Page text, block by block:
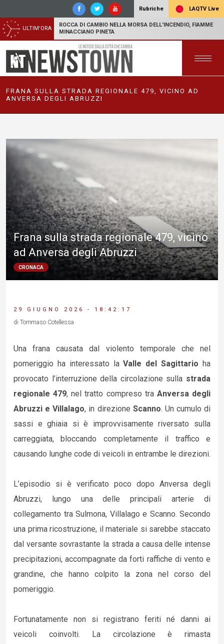
Rubriche LAQTV Live
ULTIM'ORA
ROCCA DI CAMBIO NELLA MORSA DELL'INCENDIO, FIAMME
MINACCIANO PINETA
FRANA SULLA STRADA REGIONALE 479, VICINO AD
ANVERSA DEGLI ABRUZZI
Frana sulla strada regionale 479, vicino
ad Anversa degli Abruzzi
CRONACA
29 GIUGNO 2026 - 18:42:17
di Tommaso Cotellessa
Una frana causata dal violento temporale che nel
pomeriggio ha interessato laValle del Sagittario ha
provocato l’interruzione della circolazione sulla strada
regionale 479, nel tratto compreso tra Anversa degli
Abruzzi e Villalago, in direzione Scanno. Un cumulo di
sassi e ghiaia si è improvvisamente riversato sulla
carreggiata, bloccando completamente il traffico e
causando lunghe code di veicoli in entrambe le direzioni.
L’episodio si è verificato poco dopo Anversa degli
Abruzzi, lungo una delle principali arterie di
collegamento tra Sulmona, Villalago e Scanno. Secondo
una prima ricostruzione, il materiale si sarebbe staccato
dal versante sovrastante la strada a causa delle intense
precipitazioni, accompagnate da forti raffiche di vento e
grandine, che hanno colpito la zona nel corso del
pomeriggio.
Fortunatamente non si registrano feriti né danni ai
veicoli coinvolti. La circolazione è rimasta